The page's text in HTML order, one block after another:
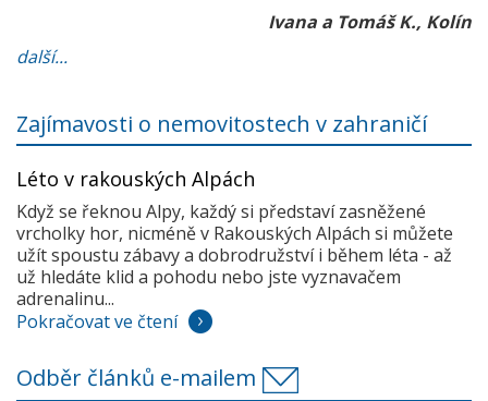
Ivana a Tomáš K., Kolín
další...
Zajímavosti o nemovitostech v zahraničí
Léto v rakouských Alpách
Když se řeknou Alpy, každý si představí zasněžené
vrcholky hor, nicméně v Rakouských Alpách si můžete
užít spoustu zábavy a dobrodružství i během léta - až
už hledáte klid a pohodu nebo jste vyznavačem
adrenalinu...
Pokračovat ve čtení
Odběr článků e-mailem